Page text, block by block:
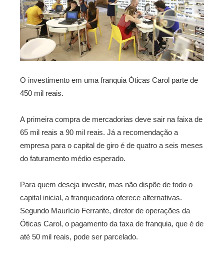
O investimento em uma franquia Óticas Carol parte de
450 mil reais.
A primeira compra de mercadorias deve sair na faixa de
65 mil reais a 90 mil reais. Já a recomendação a
empresa para o capital de giro é de quatro a seis meses
do faturamento médio esperado.
Para quem deseja investir, mas não dispõe de todo o
capital inicial, a franqueadora oferece alternativas.
Segundo Maurício Ferrante, diretor de operações da
Óticas Carol, o pagamento da taxa de franquia, que é de
até 50 mil reais, pode ser parcelado.